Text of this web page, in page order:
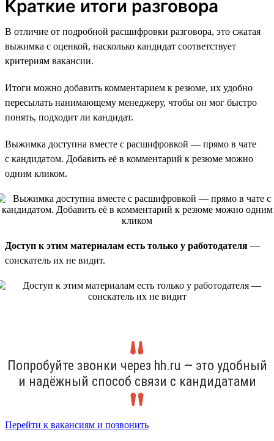
Краткие итоги разговора
В отличие от подробной расшифровки разговора, это сжатая
выжимка с оценкой, насколько кандидат соответствует
критериям вакансии.
Итоги можно добавить комментарием к резюме, их удобно
пересылать нанимающему менеджеру, чтобы он мог быстро
понять, подходит ли кандидат.
Выжимка доступна вместе с расшифровкой — прямо в чате
с кандидатом. Добавить её в комментарий к резюме можно
одним кликом.
Доступ к этим материалам есть только у работодателя —
соискатель их не видит.
Попробуйте звонки через hh.ru — это удобный
и надёжный способ связи с кандидатами
Перейти к вакансиям и позвонить